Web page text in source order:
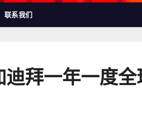
联系我们
拜一年一度